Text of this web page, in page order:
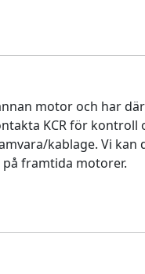
motor och har
KCR för kontroll
kablage. Vi kan
framtida motorer.